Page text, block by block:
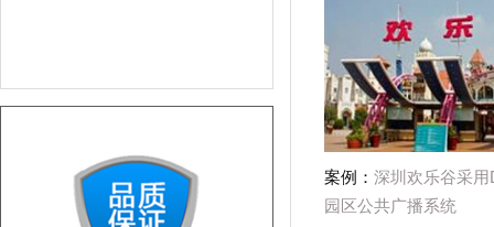
案例： 深圳欢乐谷采用
园区公共广播系统